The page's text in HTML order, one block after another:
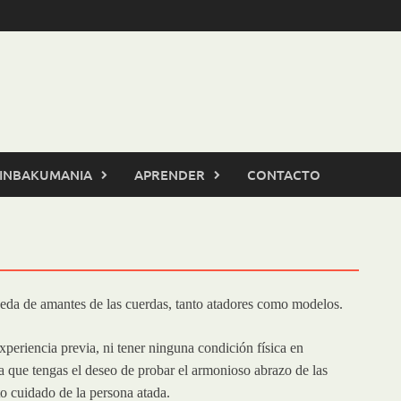
APRENDER CONTACTO
de amantes de las cuerdas, tanto atadores como modelos.
previa, ni tener ninguna condición física en
tengas el deseo de probar el armonioso abrazo de las
cuidado de la persona atada.